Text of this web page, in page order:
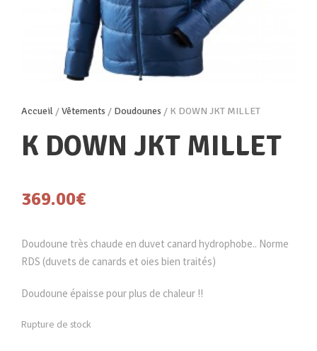
Accueil /Vêtements / Doudounes / K DOWN JKT MILLET
K DOWN JKT MILLET
369.00€
Doudoune très chaude en duvet canard hydrophobe.. Norme
RDS (duvets de canards et oies bien traités)
Doudoune épaisse pour plus de chaleur !!
Rupture de stock